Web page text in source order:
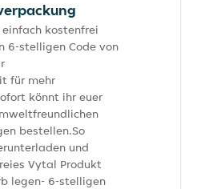
kostenfrei
6-stelligen Code von
für mehr
könnt ihr euer
bestellen.So
und
Vytal Produkt
legen- 6-stelligen